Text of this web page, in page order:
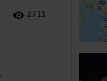
2711